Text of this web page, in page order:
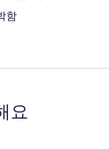
함
요